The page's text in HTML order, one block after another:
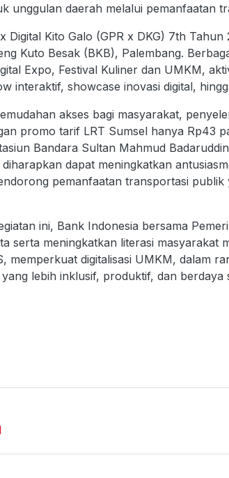
unggulan daerah melalui pemanfaatan
Digital Kito Galo (GPR x DKG) 7th
Kuto Besak (BKB), Palembang.
Expo, Festival Kuliner dan UMKM,
interaktif, showcase inovasi digital,
akses bagi masyarakat,
promo tarif LRT Sumsel hanya Rp43
Bandara Sultan Mahmud
dapat meningkatkan
pemanfaatan transportasi
ini, Bank Indonesia bersama
serta meningkatkan literasi masyarakat
memperkuat digitalisasi UMKM, dalam
lebih inklusif, produktif, dan berdaya